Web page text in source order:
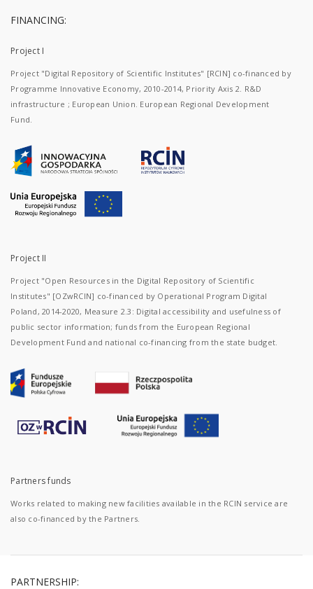
FINANCING:
Project I
Project "Digital Repository of Scientific Institutes" [RCIN] co-financed by
Programme Innovative Economy, 2010-2014, Priority Axis 2. R&D
infrastructure ; European Union. European Regional Development
Fund.
Project II
Project "Open Resources in the Digital Repository of Scientific
Institutes" [OZwRCIN] co-financed by Operational Program Digital
Poland, 2014-2020, Measure 2.3: Digital accessibility and usefulness of
public sector information; funds from the European Regional
Development Fund and national co-financing from the state budget.
Partners funds
Works related to making new facilities available in the RCIN service are
also co-financed by the Partners.
PARTNERSHIP: